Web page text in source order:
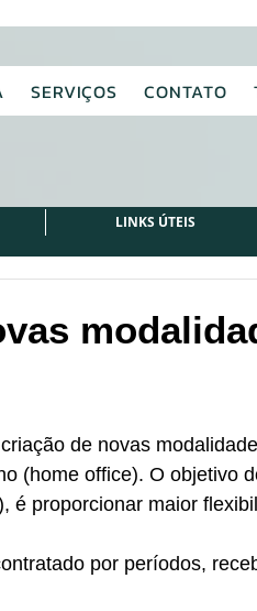
SERVIÇOS CONTATO
LINKS ÚTEIS
de novas
(home office). O objetivo
é proporcionar maior
por períodos,